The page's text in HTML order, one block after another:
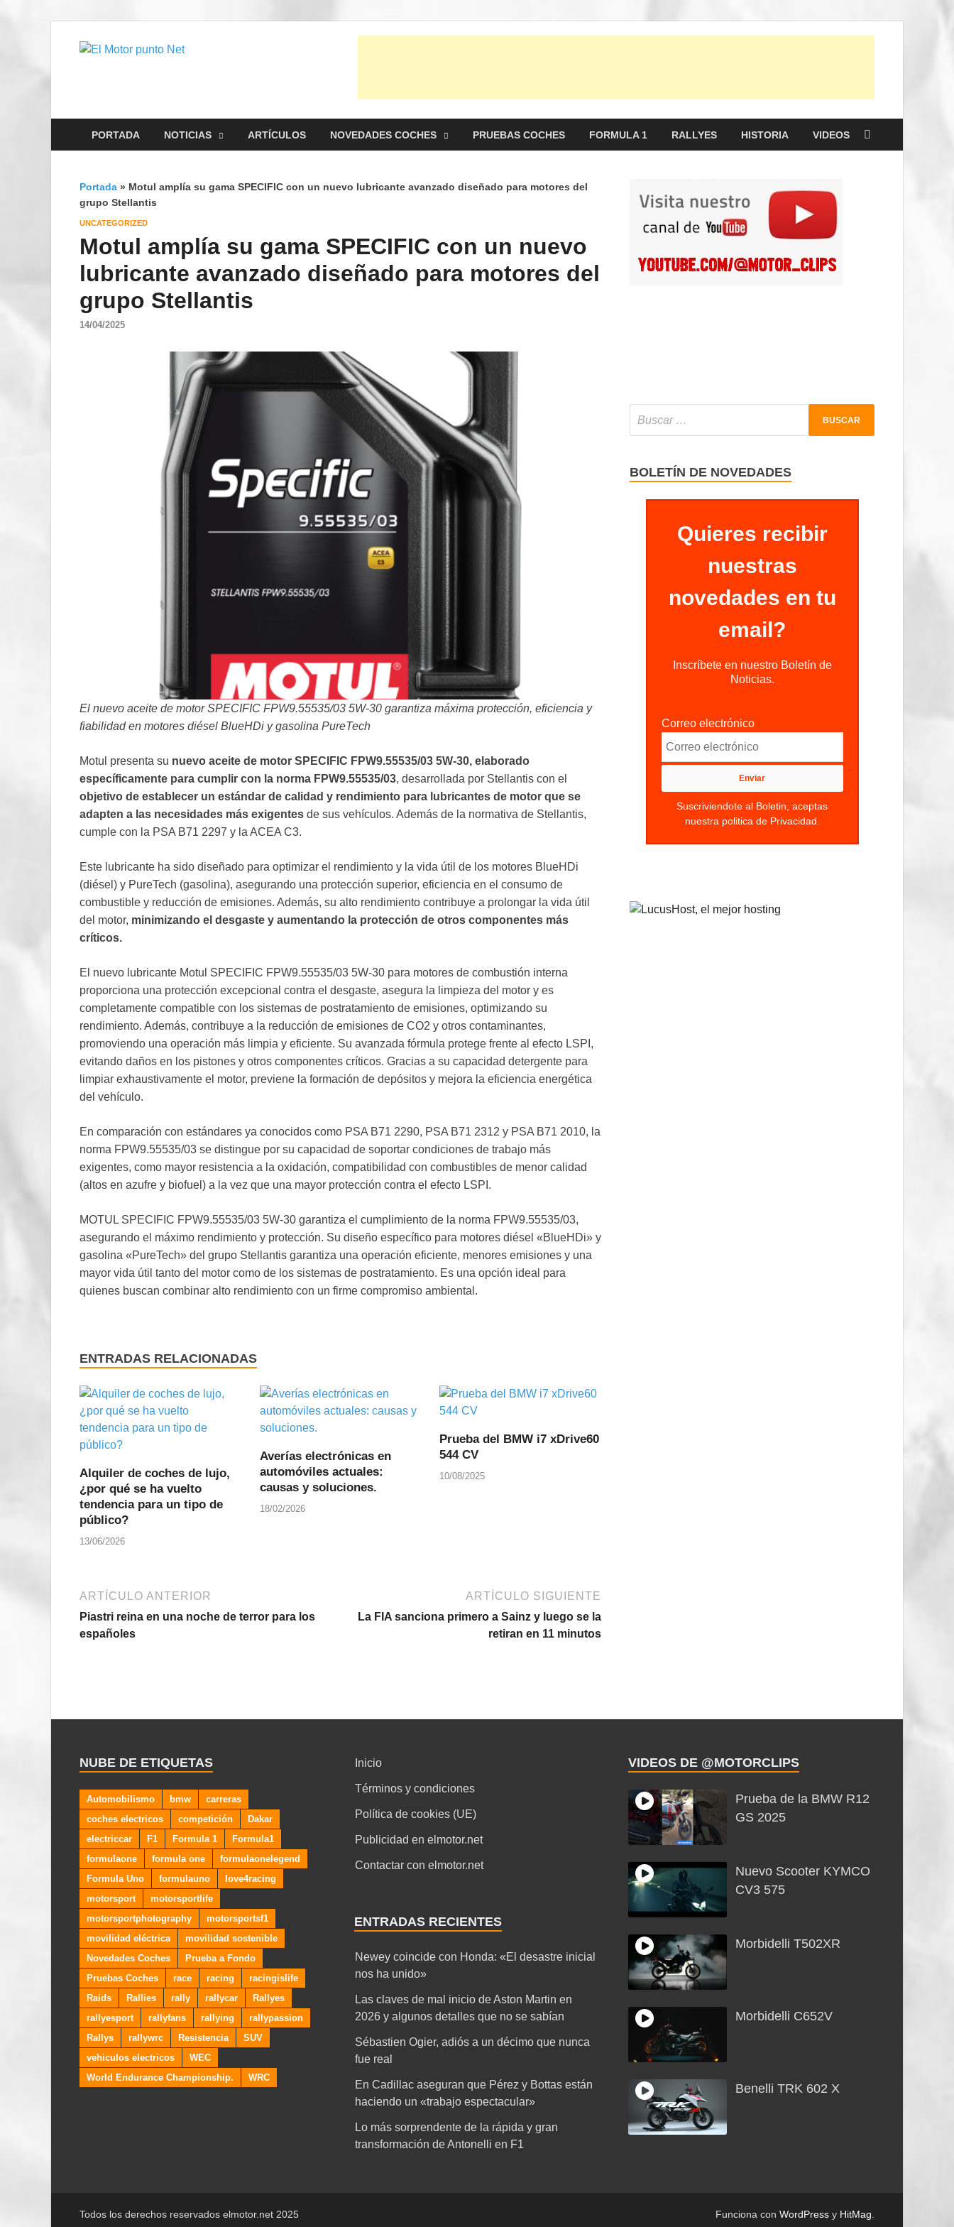
PORTADA NOTICIAS ARTÍCULOS NOVEDADES COCHES PRUEBAS COCHES FORMULA 1 RALLYES HISTORIA VIDEOS
Portada » Motul amplía su gama SPECIFIC con un nuevo lubricante avanzado diseñado para motores del
grupo Stellantis
UNCATEGORIZED
Motul amplía su gama SPECIFIC con un nuevo
lubricante avanzado diseñado para motores del
grupo Stellantis
14/04/2025
El nuevo aceite de motor SPECIFIC FPW9.55535/03 5W-30 garantiza máxima protección, eficiencia y
fiabilidad en motores diésel BlueHDi y gasolina PureTech
Motul presenta su nuevo aceite de motor SPECIFIC FPW9.55535/03 5W-30, elaborado
específicamente para cumplir con la norma FPW9.55535/03, desarrollada por Stellantis con el
objetivo de establecer un estándar de calidad y rendimiento para lubricantes de motor que se
adapten a las necesidades más exigentes de sus vehículos. Además de la normativa de Stellantis,
cumple con la PSA B71 2297 y la ACEA C3.
Este lubricante ha sido diseñado para optimizar el rendimiento y la vida útil de los motores BlueHDi
(diésel) y PureTech (gasolina), asegurando una protección superior, eficiencia en el consumo de
combustible y reducción de emisiones. Además, su alto rendimiento contribuye a prolongar la vida útil
del motor, minimizando el desgaste y aumentando la protección de otros componentes más
críticos.
El nuevo lubricante Motul SPECIFIC FPW9.55535/03 5W-30 para motores de combustión interna
proporciona una protección excepcional contra el desgaste, asegura la limpieza del motor y es
completamente compatible con los sistemas de postratamiento de emisiones, optimizando su
rendimiento. Además, contribuye a la reducción de emisiones de CO2 y otros contaminantes,
promoviendo una operación más limpia y eficiente. Su avanzada fórmula protege frente al efecto LSPI,
evitando daños en los pistones y otros componentes críticos. Gracias a su capacidad detergente para
limpiar exhaustivamente el motor, previene la formación de depósitos y mejora la eficiencia energética
del vehículo.
En comparación con estándares ya conocidos como PSA B71 2290, PSA B71 2312 y PSA B71 2010, la
norma FPW9.55535/03 se distingue por su capacidad de soportar condiciones de trabajo más
exigentes, como mayor resistencia a la oxidación, compatibilidad con combustibles de menor calidad
(altos en azufre y biofuel) a la vez que una mayor protección contra el efecto LSPI.
MOTUL SPECIFIC FPW9.55535/03 5W-30 garantiza el cumplimiento de la norma FPW9.55535/03,
asegurando el máximo rendimiento y protección. Su diseño específico para motores diésel «BlueHDi» y
gasolina «PureTech» del grupo Stellantis garantiza una operación eficiente, menores emisiones y una
mayor vida útil tanto del motor como de los sistemas de postratamiento. Es una opción ideal para
quienes buscan combinar alto rendimiento con un firme compromiso ambiental.
ENTRADAS RELACIONADAS
Alquiler de coches de lujo,
¿por qué se ha vuelto
tendencia para un tipo de
público?
13/06/2026
Averías electrónicas en
automóviles actuales:
causas y soluciones.
18/02/2026
Prueba del BMW i7 xDrive60
544 CV
10/08/2025
ARTÍCULO ANTERIOR
Piastri reina en una noche de terror para los
españoles
ARTÍCULO SIGUIENTE
La FIA sanciona primero a Sainz y luego se la
retiran en 11 minutos
BOLETÍN DE NOVEDADES
Quieres recibir
nuestras
novedades en tu
email?
Inscríbete en nuestro Boletín de
Noticias.
Correo electrónico
Suscriviendote al Boletin, aceptas
nuestra politica de Privacidad.
NUBE DE ETIQUETAS
Automobilismo bmw
carreras
coches electricos
competición
Dakar
electriccar
F1 Formula 1
Formula1
formulaone
formula one
formulaonelegend
Formula Uno
formulauno
love4racing
motorsport
motorsportlife
motorsportphotography
motorsportsf1
movilidad eléctrica
movilidad sostenible
Novedades Coches
Prueba a Fondo
Pruebas Coches
race racing
racingislife
Raids
Rallies rally rallycar
Rallyes
rallyesport
rallyfans rallying
rallypassion
Rallys
rallywrc Resistencia
SUV
vehiculos electricos
WEC
World Endurance Championship.
WRC
Inicio
Términos y condiciones
Política de cookies (UE)
Publicidad en elmotor.net
Contactar con elmotor.net
ENTRADAS RECIENTES
Newey coincide con Honda: «El desastre inicial
nos ha unido»
Las claves de mal inicio de Aston Martin en
2026 y algunos detalles que no se sabían
Sébastien Ogier, adiós a un décimo que nunca
fue real
En Cadillac aseguran que Pérez y Bottas están
haciendo un «trabajo espectacular»
Lo más sorprendente de la rápida y gran
transformación de Antonelli en F1
VIDEOS DE @MOTORCLIPS
Prueba de la BMW R12
GS 2025
Nuevo Scooter KYMCO
CV3 575
Morbidelli T502XR
Morbidelli C652V
Benelli TRK 602 X
Todos los derechos reservados elmotor.net 2025 Funciona con WordPress y HitMag